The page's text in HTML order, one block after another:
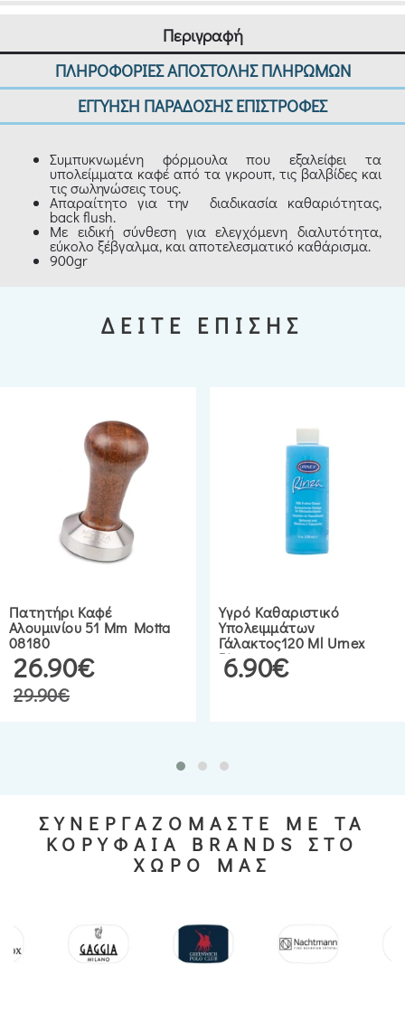
Περιγραφή
ΠΛΗΡΟΦΟΡΙΕΣ ΑΠΟΣΤΟΛΗΣ ΠΛΗΡΩΜΩΝ
ΕΓΓΥΗΣΗ ΠΑΡΑΔΟΣΗΣ ΕΠΙΣΤΡΟΦΕΣ
Συμπυκνωμένη φόρμουλα που εξαλείφει τα
υπολείμματα καφέ από τα γκρουπ, τις βαλβίδες και
τις σωληνώσεις τους.
Απαραίτητο για την διαδικασία καθαριότητας,
back flush.
Με ειδική σύνθεση για ελεγχόμενη διαλυτότητα,
εύκολο ξέβγαλμα, και αποτελεσματικό καθάρισμα.
900gr
ΔΕΙΤΕ ΕΠΙΣΗΣ
Πατητήρι Καφέ
Αλουμινίου 51 Mm Motta
08180
26.90€
29.90€
Υγρό Καθαριστικό
Υπολειμμάτων
Γάλακτος120 Ml Urnex
Rinza
6.90€
ΣΥΝΕΡΓΑΖΟΜΑΣΤΕ ΜΕ ΤΑ
ΚΟΡΥΦΑΙΑ BRANDS ΣΤΟ
ΧΩΡΟ ΜΑΣ